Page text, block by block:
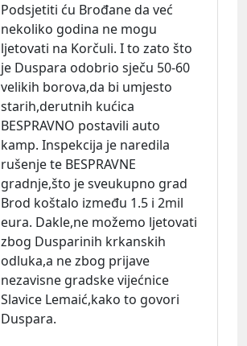
Podsjetiti ću Brođane da već
nekoliko godina ne mogu
ljetovati na Korčuli. I to zato što
je Duspara odobrio sječu 50-60
velikih borova,da bi umjesto
starih,derutnih kućica
BESPRAVNO postavili auto
kamp. Inspekcija je naredila
rušenje te BESPRAVNE
gradnje,što je sveukupno grad
Brod koštalo između 1.5 i 2mil
eura. Dakle,ne možemo ljetovati
zbog Dusparinih krkanskih
odluka,a ne zbog prijave
nezavisne gradske vijećnice
Slavice Lemaić,kako to govori
Duspara.